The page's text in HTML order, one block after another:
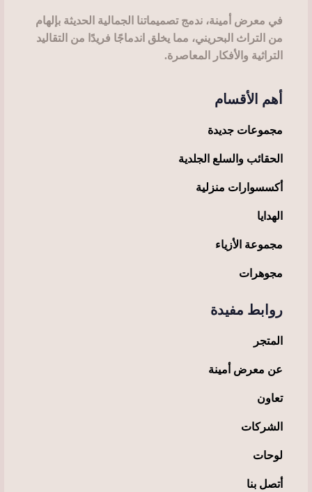
في معرض أمينة، ندمج تصميماتنا الجمالية الحديثة بإلهام
من التراث البحريني، مما يخلق اندماجًا فريدًا من التقاليد
التراثية والأفكار المعاصرة.
أهم الأقسام
مجموعات جديدة
الحقائب والسلع الجلدية
أكسسوارات منزلية
الهدايا
مجموعة الأزياء
مجوهرات
روابط مفيدة
المتجر
عن معرض أمينة
تعاون
الشركات
لوحات
أتصل بنا